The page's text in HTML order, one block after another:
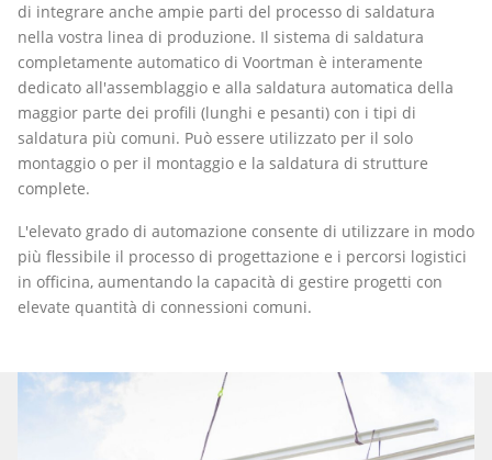
di integrare anche ampie parti del processo di saldatura
nella vostra linea di produzione. Il sistema di saldatura
completamente automatico di Voortman è interamente
dedicato all'assemblaggio e alla saldatura automatica della
maggior parte dei profili (lunghi e pesanti) con i tipi di
saldatura più comuni. Può essere utilizzato per il solo
montaggio o per il montaggio e la saldatura di strutture
complete.
L'elevato grado di automazione consente di utilizzare in modo
più flessibile il processo di progettazione e i percorsi logistici
in officina, aumentando la capacità di gestire progetti con
elevate quantità di connessioni comuni.